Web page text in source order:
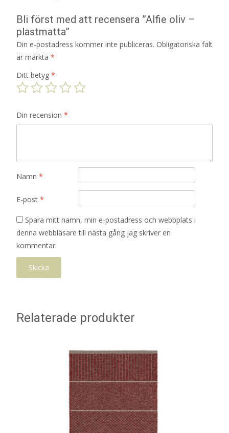
Bli först med att recensera ”Alfie oliv –
plastmatta”
Din e-postadress kommer inte publiceras. Obligatoriska fält
är märkta *
Ditt betyg *
Din recension *
Namn *
E-post *
Spara mitt namn, min e-postadress och webbplats i
denna webbläsare till nästa gång jag skriver en
kommentar.
Relaterade produkter